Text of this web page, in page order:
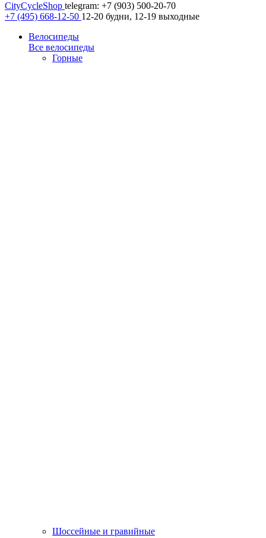
CityCycleShop telegram: +7 (903) 500-20-70
+7 (495) 668-12-50 12-20 будни, 12-19 выходные
Велосипеды
Все велосипеды
Горные
Шоссейные и гравийные